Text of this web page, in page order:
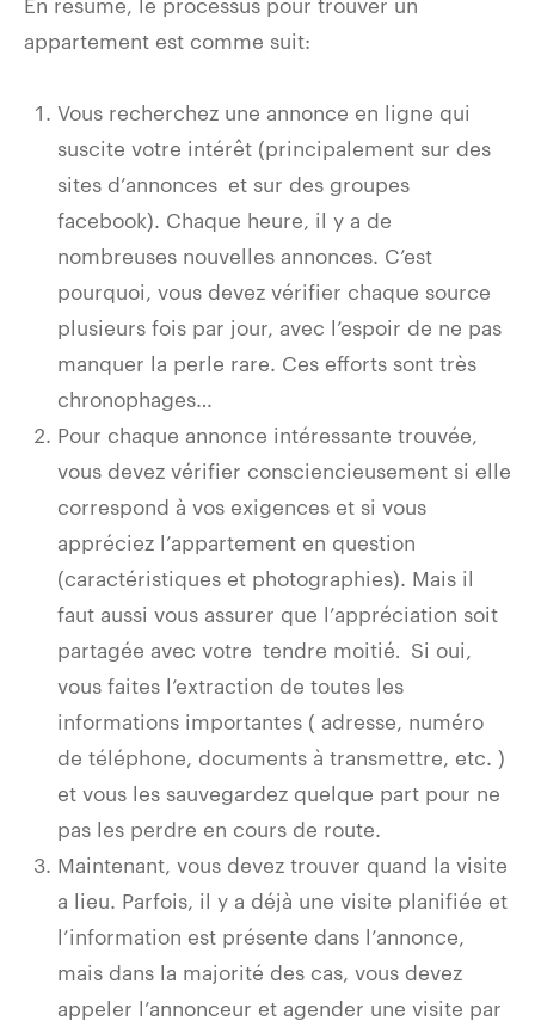
En résumé, le processus pour trouver un
appartement est comme suit:
Vous recherchez une annonce en ligne qui
suscite votre intérêt (principalement sur des
sites d’annonces et sur des groupes
facebook). Chaque heure, il y a de
nombreuses nouvelles annonces. C’est
pourquoi, vous devez vérifier chaque source
plusieurs fois par jour, avec l’espoir de ne pas
manquer la perle rare. Ces efforts sont très
chronophages…
Pour chaque annonce intéressante trouvée,
vous devez vérifier consciencieusement si elle
correspond à vos exigences et si vous
appréciez l’appartement en question
(caractéristiques et photographies). Mais il
faut aussi vous assurer que l’appréciation soit
partagée avec votre tendre moitié
Si oui,
vous faites l’extraction de toutes les
informations importantes ( adresse, numéro
de téléphone, documents à transmettre, etc. )
et vous les sauvegardez quelque part pour ne
pas les perdre en cours de route.
Maintenant, vous devez trouver quand la visite
a lieu. Parfois, il y a déjà une visite planifiée et
l’information est présente dans l’annonce,
mais dans la majorité des cas, vous devez
appeler l’annonceur et agender une visite par